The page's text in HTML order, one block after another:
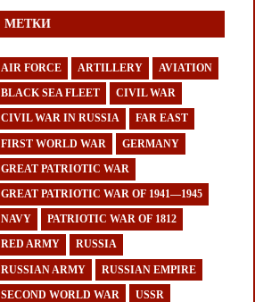
МЕТКИ
AIR FORCE ARTILLERY AVIATION
BLACK SEA FLEET CIVIL WAR
CIVIL WAR IN RUSSIA FAR EAST
FIRST WORLD WAR GERMANY
GREAT PATRIOTIC WAR
GREAT PATRIOTIC WAR OF 1941—1945
NAVY PATRIOTIC WAR OF 1812
RED ARMY RUSSIA
RUSSIAN ARMY RUSSIAN EMPIRE
SECOND WORLD WAR USSR